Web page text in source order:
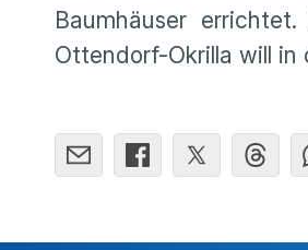
Baumhäuser
Ottendorf-Okrilla will in